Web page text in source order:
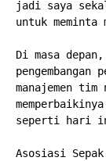
jadi saya
untuk meminta
Di masa
manajemen
seperti hari
Asosiasi